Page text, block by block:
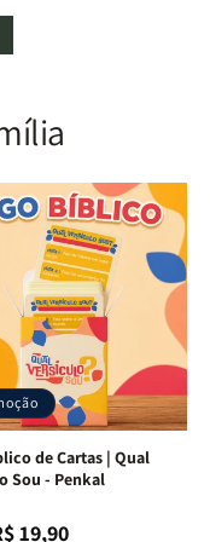
|
Full
Color
|
Capa
Dura
Harpa
|
-
Cruz
Laranja
de Cartas | Qual
Sou - Penkal
19,90